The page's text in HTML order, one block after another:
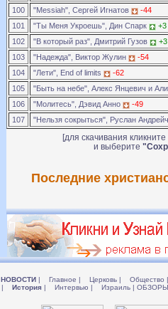
100
"Messiah", Сергей Игнатов
-44
101
"Ты Меня Укроешь", Дин Спарк
+3
102
"В который раз", Дмитрий Гузов
+3
103
"Надежда", Виктор Жулин
-54
104
"Лети", End of limits
-62
105
"Быть на небе", Алекс Янцевич и
106
"Молитесь", Дэвид Анно
-49
107
"Нельзя сокрыться", Руслан
[для скачивания
и выберите
Последние
НОВОСТИ | Главное | Церковь | Общество |
| История | Интервью | Израиль |